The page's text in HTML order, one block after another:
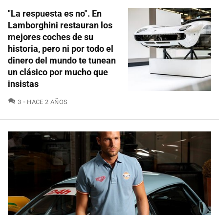
"La respuesta es no". En
Lamborghini restauran los
mejores coches de su
historia, pero ni por todo el
dinero del mundo te tunean
un clásico por mucho que
insistas
3 COMENTARIOS
HACE 2 AÑOS